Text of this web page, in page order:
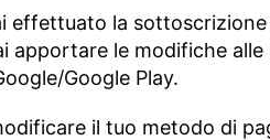
effettuato la
apportare le modifiche
Google Play.
il tuo metodo di